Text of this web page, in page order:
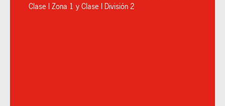
Clase I Zona 1 y Clase I División 2